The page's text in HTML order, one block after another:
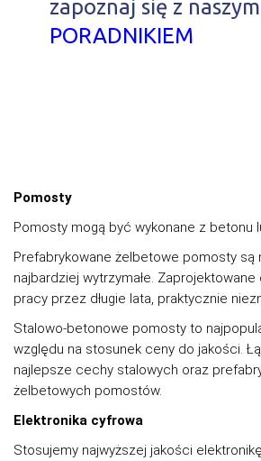
zapoznaj się z naszym
PORADNIKIEM
Pomosty
Pomosty mogą być wykonane z betonu
Prefabrykowane żelbetowe pomosty są
najbardziej wytrzymałe.
pracy przez długie lata, praktycznie
Stalowo-betonowe pomosty to
względu na stosunek ceny do jakości.
najlepsze cechy stalowych oraz
żelbetowych pomostów.
Elektronika cyfrowa
Stosujemy najwyższej jakości